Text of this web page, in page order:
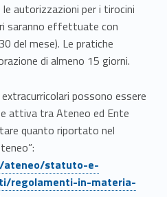
autorizzazioni per i tirocini
saranno effettuate con
del mese). Le pratiche
di almeno 15 giorni.
possono essere
attiva tra Ateneo ed Ente
quanto riportato nel
ateneo/statuto-e-
regolamenti-in-materia-